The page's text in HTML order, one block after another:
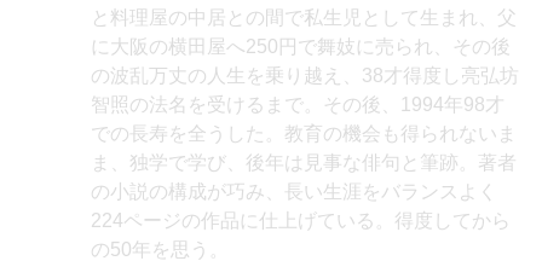
と料理屋の中居との間で私生児として生まれ、父
に大阪の横田屋へ250円で舞妓に売られ、その後
の波乱万丈の人生を乗り越え、38才得度し亮弘坊
智照の法名を受けるまで。その後、1994年98才
での長寿を全うした。教育の機会も得られないま
ま、独学で学び、後年は見事な俳句と筆跡。著者
の小説の構成が巧み、長い生涯をバランスよく
224ページの作品に仕上げている。得度してから
の50年を思う。